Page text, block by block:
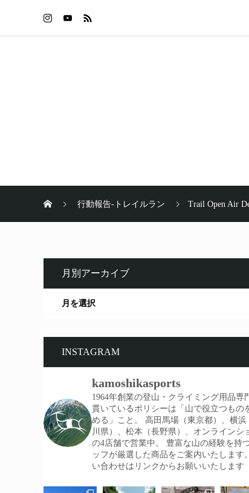
行動報告-トレイルラン Trail Open Air
月別アーカイブ
月を選択
INSTAGRAM
kamoshikasports
1964年創業の登山・クライミング用品専
貫いているポリシーは「山で役立つもの
める」こと。
高田馬場（東京都）、横浜
川県）、松本（長野県）、オンラインシ
の4店舗で営業中。
豊富な山の経験を持
ッフが厳選した商品をご案内いたします。
い合わせはリンクからお願いいたします